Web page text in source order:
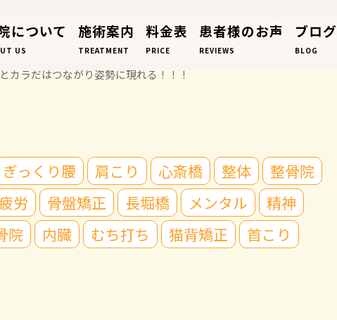
について
US
施術案内
TREATMENT
料金表
PRICE
患者様のお声
REVIEWS
ブログ
BLOG
カラだはつながり姿勢に現れる！！！
ぎっくり腰 肩こり 心斎橋 整体
整骨院
労 骨盤矯正 長堀橋 メンタル
精神
院 内臓 むち打ち 猫背矯正
首こり